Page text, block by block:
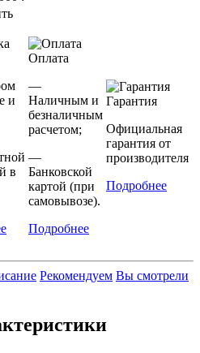
и
в
Оплата
—
Наличным и
безналичным
расчетом;
—
Банковской
картой (при
самовывозе).
Подробнее
Гарантия
Официальная
гарантия от
производителя
Подробнее
Рекомендуем Вы смотрели